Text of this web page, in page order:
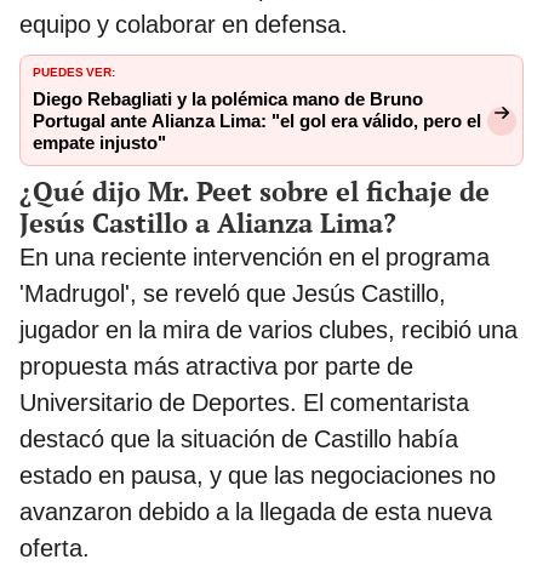
equipo y colaborar en defensa.
PUEDES VER:
Diego Rebagliati y la polémica mano de Bruno
Portugal ante Alianza Lima: "el gol era válido, pero el
empate injusto"
¿Qué dijo Mr. Peet sobre el fichaje de
Jesús Castillo a Alianza Lima?
En una reciente intervención en el programa
'Madrugol', se reveló que Jesús Castillo,
jugador en la mira de varios clubes, recibió una
propuesta más atractiva por parte de
Universitario de Deportes. El comentarista
destacó que la situación de Castillo había
estado en pausa, y que las negociaciones no
avanzaron debido a la llegada de esta nueva
oferta.